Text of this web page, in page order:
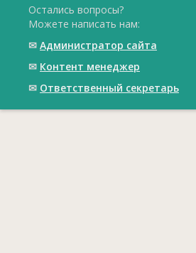
Остались вопросы?
Можете написать нам:
✉ Администратор сайта
✉ Контент менеджер
✉ Ответственный cекретарь